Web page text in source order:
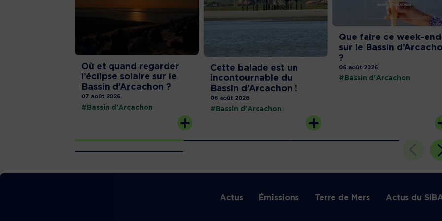
Où et quand regarder
l’éclipse solaire sur le
Bassin d’Arcachon ?
07 août 2026
#Bassin d'Arcachon
Cette balade est un
incontournable du
Bassin d’Arcachon !
06 août 2026
#Bassin d'Arcachon
Que faire ce week-end
sur le Bassin
?
06 août 2026
#Bassin d'Arcachon
Actus Émissions Terre de Mers Actus du